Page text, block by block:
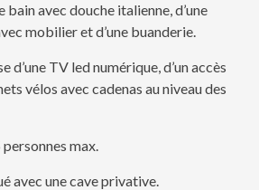
bain avec douche italienne, d’une
mobilier et d’une buanderie.
d’une TV led numérique, d’un accès
vélos avec cadenas au niveau des
max.
avec une cave privative.